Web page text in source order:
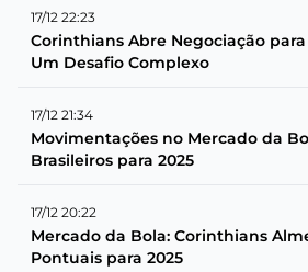
17/12 22:23
Corinthians Abre Negociação
Um Desafio Complexo
17/12 21:34
Movimentações no Mercado da
Brasileiros para 2025
17/12 20:22
Mercado da Bola: Corinthians
Pontuais para 2025